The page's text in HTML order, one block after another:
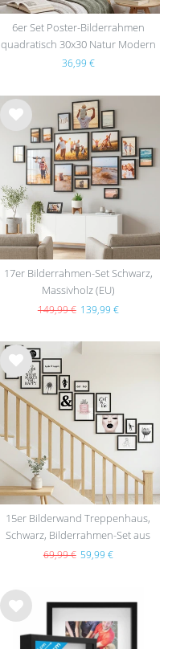
6er Set Poster-Bilderrahmen
quadratisch 30x30 Natur Modern
MDF
36,99 €
nsc
hlist
17er Bilderrahmen-Set Schwarz,
Massivholz (EU)
149,99 € 139,99 €
Wu
nsc
hlist
15er Bilderwand Treppenhaus,
Schwarz, Bilderrahmen-Set aus
MDF
69,99 € 59,99 €
Wu
nsc